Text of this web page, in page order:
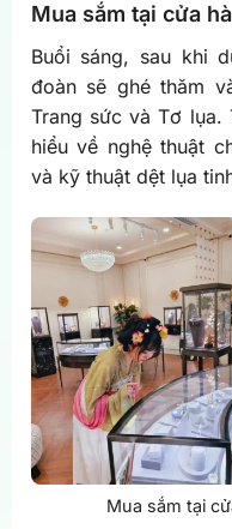
Mua sắm tại cửa
Buổi sáng, sau khi
đoàn sẽ ghé thăm
Trang sức và Tơ lụa.
hiểu về nghệ thuật
và kỹ thuật dệt lụa
Mua sắm tại